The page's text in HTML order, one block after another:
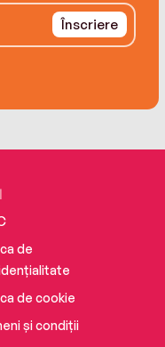
Înscriere
de
de cookie
și condiții